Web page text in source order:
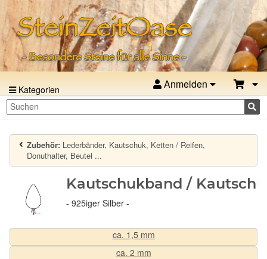
Kategorien Anmelden
Zubehör: Lederbänder, Kautschuk, Ketten / Reifen,
Donuthalter, Beutel ...
Kautschukband /
- 925iger Silber -
ca. 1,5 mm
ca. 2 mm